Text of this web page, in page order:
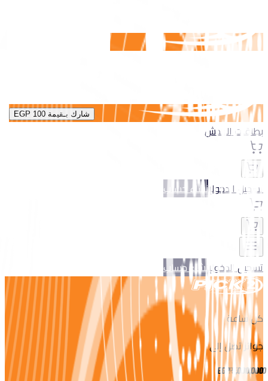
شارك بـقيمة EGP 100
بطاقات الخدش
تسجيل الدخولإنشاء حساب
تسجيل الدخولإنشاء حساب
كل ساعة
جوائز تصل إلى
EGP5,000,000